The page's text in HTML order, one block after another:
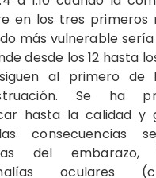
en los tres primeros
más vulnerable
desde los 12 hasta
al primero de
Se ha
hasta la calidad y
consecuencias
del
oculares